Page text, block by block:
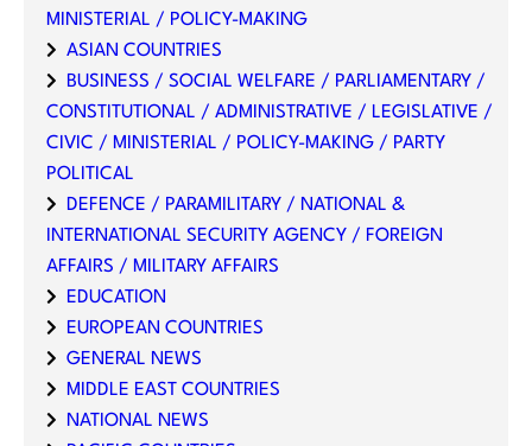
MINISTERIAL / POLICY-MAKING
ASIAN COUNTRIES
BUSINESS / SOCIAL WELFARE / PARLIAMENTARY /
CONSTITUTIONAL / ADMINISTRATIVE / LEGISLATIVE /
CIVIC / MINISTERIAL / POLICY-MAKING / PARTY
POLITICAL
DEFENCE / PARAMILITARY / NATIONAL &
INTERNATIONAL SECURITY AGENCY / FOREIGN
AFFAIRS / MILITARY AFFAIRS
EDUCATION
EUROPEAN COUNTRIES
GENERAL NEWS
MIDDLE EAST COUNTRIES
NATIONAL NEWS